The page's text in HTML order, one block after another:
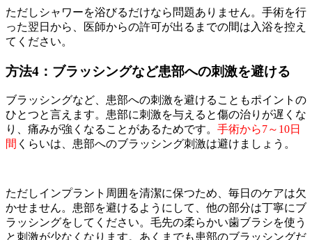
ただしシャワーを浴びるだけなら問題ありません。手術を行
った翌日から、医師からの許可が出るまでの間は入浴を控え
てください。
方法4：ブラッシングなど患部への刺激を避ける
ブラッシングなど、患部への刺激を避けることもポイントの
ひとつと言えます。患部に刺激を与えると傷の治りが遅くな
り、痛みが強くなることがあるためです。 手術から7～10日
間 くらいは、患部へのブラッシング刺激は避けましょう。
ただしインプラント周囲を清潔に保つため、毎日のケアは欠
かせません。患部を避けるようにして、他の部分は丁寧にブ
ラッシングをしてください。毛先の柔らかい歯ブラシを使う
と刺激が少なくなります。あくまでも患部のブラッシングだ